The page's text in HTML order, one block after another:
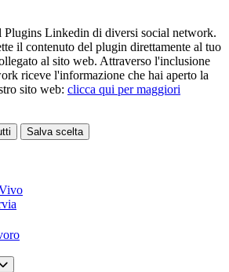
Plugins Linkedin di diversi social network.
il contenuto del plugin direttamente al tuo
al sito web. Attraverso l'inclusione
riceve l'informazione che hai aperto la
sito web: clicca qui per maggiori
Salva scelta